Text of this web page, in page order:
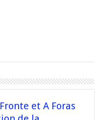
et A Foras